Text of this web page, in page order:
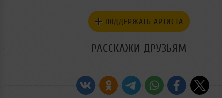
ПОДДЕРЖАТЬ АРТИСТА
РАССКАЖИ ДРУЗЬЯМ